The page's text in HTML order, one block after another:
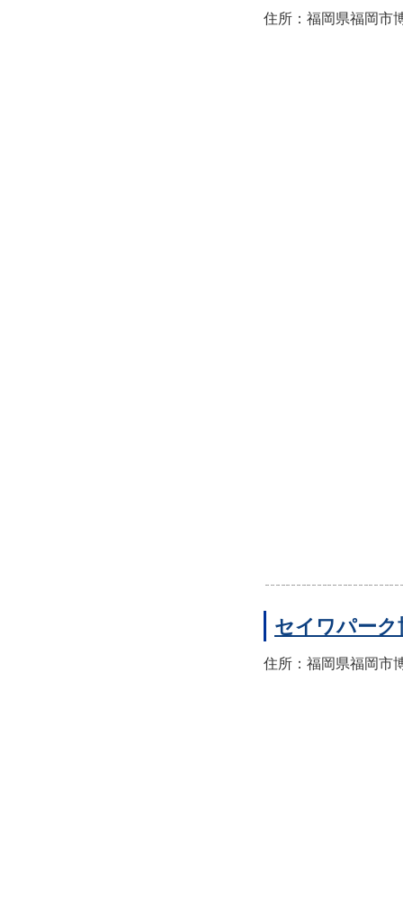
住所：福岡県福岡市
セイワパー
住所：福岡県福岡市